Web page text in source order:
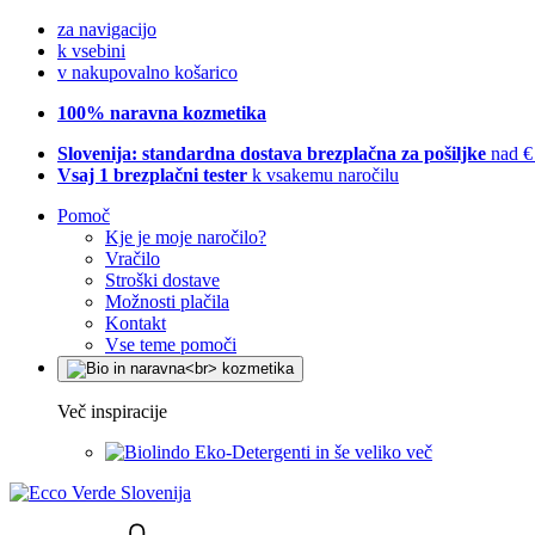
za navigacijo
k vsebini
v nakupovalno košarico
100% naravna kozmetika
Slovenija: standardna dostava brezplačna za pošiljke nad
Vsaj 1 brezplačni tester k vsakemu naročilu
Pomoč
Kje je moje naročilo?
Vračilo
Stroški dostave
Možnosti plačila
Kontakt
Vse teme pomoči
Več inspiracije
Eko-Detergenti in še veliko več